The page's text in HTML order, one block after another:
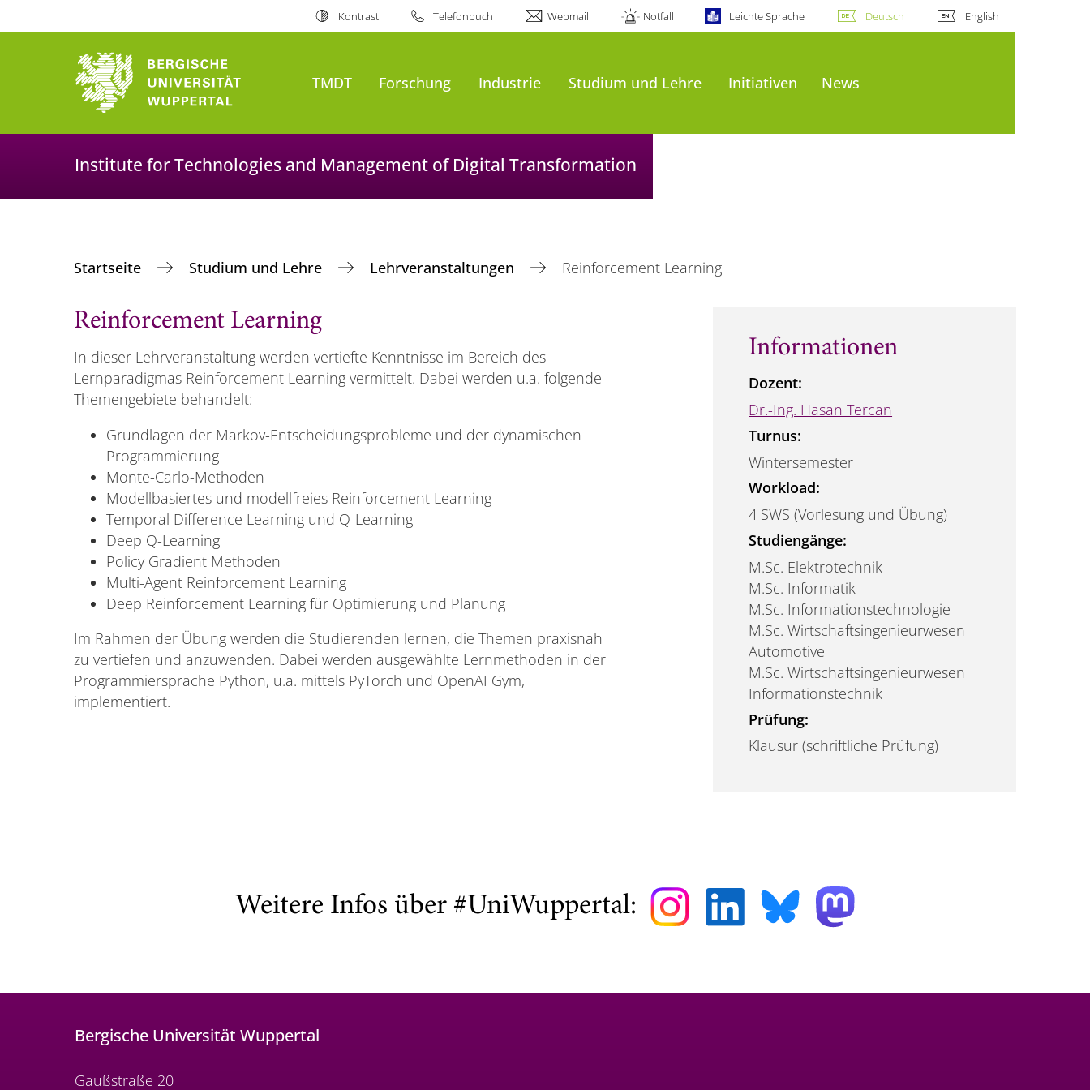
Kontrast Telefonbuch Webmail Notfall Leichte Sprache Deutsch English
TMDT Forschung Industrie Studium und Lehre Initiativen News
Institute for Technologies and Management of Digital Transformation
Startseite Studium und Lehre Lehrveranstaltungen Reinforcement Learning
Reinforcement Learning
In dieser Lehrveranstaltung werden vertiefte Kenntnisse im Bereich des
Lernparadigmas Reinforcement Learning vermittelt. Dabei werden u.a. folgende
Themengebiete behandelt:
Grundlagen der Markov-Entscheidungsprobleme und der dynamischen
Programmierung
Monte-Carlo-Methoden
Modellbasiertes und modellfreies Reinforcement Learning
Temporal Difference Learning und Q-Learning
Deep Q-Learning
Policy Gradient Methoden
Multi-Agent Reinforcement Learning
Deep Reinforcement Learning für Optimierung und Planung
Im Rahmen der Übung werden die Studierenden lernen, die Themen praxisnah
zu vertiefen und anzuwenden. Dabei werden ausgewählte Lernmethoden in der
Programmiersprache Python, u.a. mittels PyTorch und OpenAI Gym,
implementiert.
Informationen
Dozent:
Dr.-Ing. Hasan Tercan
Turnus:
Wintersemester
Workload:
4 SWS (Vorlesung und Übung)
Studiengänge:
M.Sc. Elektrotechnik
M.Sc. Informatik
M.Sc. Informationstechnologie
M.Sc. Wirtschaftsingenieurwesen
Automotive
M.Sc. Wirtschaftsingenieurwesen
Informationstechnik
Prüfung:
Klausur (schriftliche Prüfung)
Weitere Infos über #UniWuppertal:
Bergische Universität Wuppertal
Gaußstraße 20